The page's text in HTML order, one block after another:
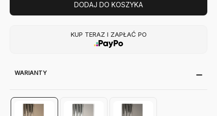
DODAJ DO KOSZYKA
KUP TERAZ I ZAPŁAĆ PO
WARIANTY